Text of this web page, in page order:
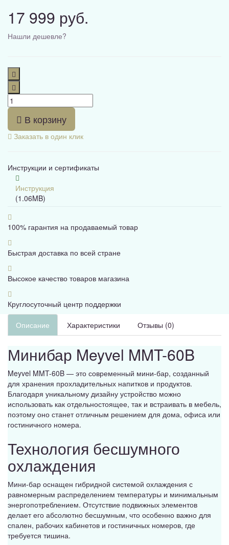
17 999 руб.
Нашли дешевле?
В корзину
Заказать в один клик
Инструкции и сертификаты
Инструкция
(1.06MB)
100% гарантия на продаваемый товар
Быстрая доставка по всей стране
Высокое качество товаров магазина
Круглосуточный центр поддержки
Описание Характеристики Отзывы (0)
Минибар Meyvel MMT-60B
Meyvel MMT-60B — это современный мини-бар, созданный
для хранения прохладительных напитков и продуктов.
Благодаря уникальному дизайну устройство можно
использовать как отдельностоящее, так и встраивать в мебель,
поэтому оно станет отличным решением для дома, офиса или
гостиничного номера.
Технология бесшумного
охлаждения
Мини-бар оснащен гибридной системой охлаждения с
равномерным распределением температуры и минимальным
энергопотреблением. Отсутствие подвижных элементов
делает его абсолютно бесшумным, что особенно важно для
спален, рабочих кабинетов и гостиничных номеров, где
требуется тишина.